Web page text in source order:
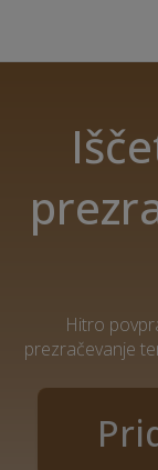
Hitro
prezračevanje